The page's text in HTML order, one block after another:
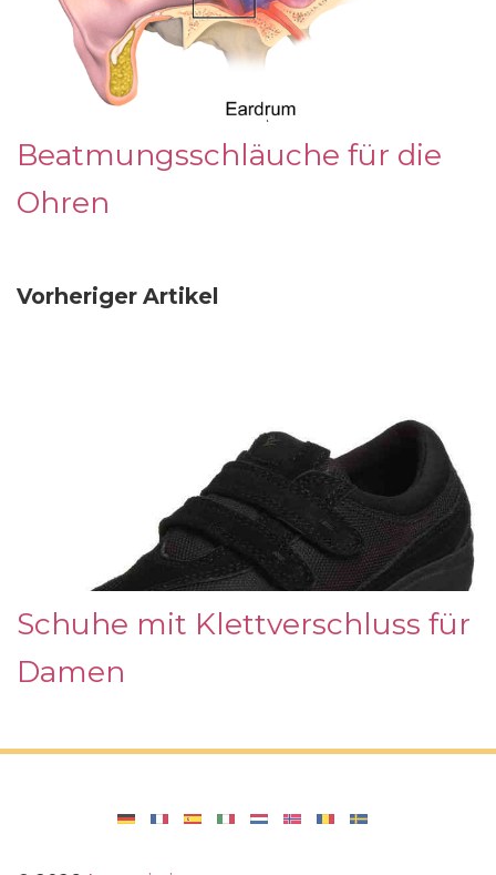
Beatmungsschläuche für die
Ohren
Vorheriger Artikel
Schuhe mit Klettverschluss für
Damen